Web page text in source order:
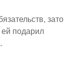
зато
подарил